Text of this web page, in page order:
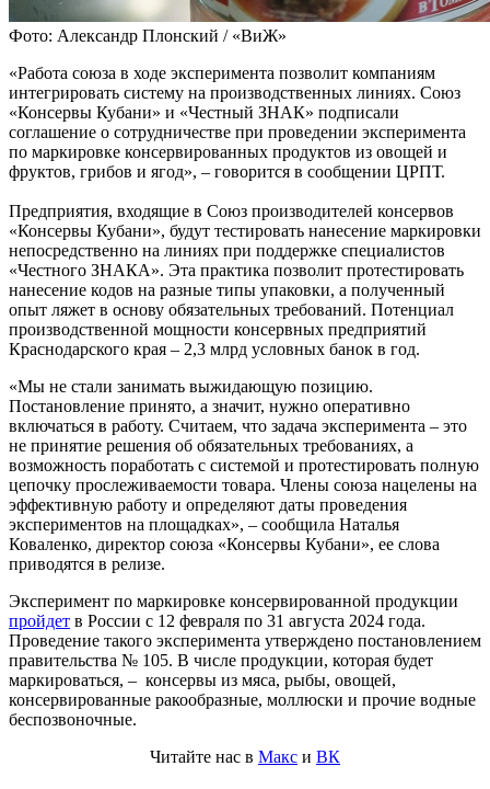
Фото: Александр Плонский / «ВиЖ»
«Работа союза в ходе эксперимента позволит компаниям
интегрировать систему на производственных линиях. Союз
«Консервы Кубани» и «Честный ЗНАК» подписали
соглашение о сотрудничестве при проведении эксперимента
по маркировке консервированных продуктов из овощей и
фруктов, грибов и ягод», – говорится в сообщении ЦРПТ.
Предприятия, входящие в Союз производителей консервов
«Консервы Кубани», будут тестировать нанесение маркировки
непосредственно на линиях при поддержке специалистов
«Честного ЗНАКА». Эта практика позволит протестировать
нанесение кодов на разные типы упаковки, а полученный
опыт ляжет в основу обязательных требований. Потенциал
производственной мощности консервных предприятий
Краснодарского края – 2,3 млрд условных банок в год.
«Мы не стали занимать выжидающую позицию.
Постановление принято, а значит, нужно оперативно
включаться в работу. Считаем, что задача эксперимента – это
не принятие решения об обязательных требованиях, а
возможность поработать с системой и протестировать полную
цепочку прослеживаемости товара. Члены союза нацелены на
эффективную работу и определяют даты проведения
экспериментов на площадках», – сообщила Наталья
Коваленко, директор союза «Консервы Кубани», ее слова
приводятся в релизе.
Эксперимент по маркировке консервированной продукции
пройдет в России с 12 февраля по 31 августа 2024 года.
Проведение такого эксперимента утверждено постановлением
правительства № 105. В числе продукции, которая будет
маркироваться, – консервы из мяса, рыбы, овощей,
консервированные ракообразные, моллюски и прочие водные
беспозвоночные.
Читайте нас в Макс и ВК